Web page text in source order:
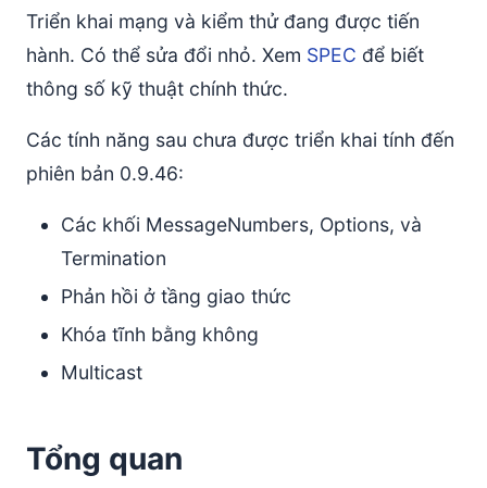
Bối cảnh phiên
Ghép nối các phiên gửi và nhận
Liên kết các phiên và đích
Lợi ích của việc Liên kết và Ghép nối
Xác nhận tin nhắn
Multicast
Định nghĩa
1) Định dạng tin nhắn
Tổng kết định dạng tin nhắn hiện tại
Tổng kết định dạng dữ liệu được mã hóa
1b) Định dạng phiên mới (có liên kết)
Triển khai mạng và kiểm thử đang được tiến
hành. Có thể sửa đổi nhỏ. Xem SPEC để biết
thông số kỹ thuật chính thức.
Các tính năng sau chưa được triển khai tính đến
phiên bản 0.9.46:
Các khối MessageNumbers, Options, và
Termination
Phản hồi ở tầng giao thức
Khóa tĩnh bằng không
Multicast
Tổng quan